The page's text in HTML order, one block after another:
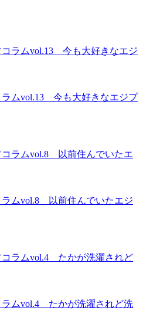
ラムvol.13 今も大好きなエジプ
ラムvol.8 以前住んでいたエジ
ラムvol.4 たかが洗濯されど洗